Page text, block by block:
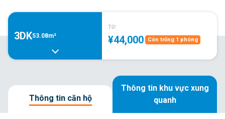
3DK53.08m²
TỪ:
¥44,000 Còn trống 1 phòng
Thông tin căn hộ
Thông tin khu vực xung
quanh